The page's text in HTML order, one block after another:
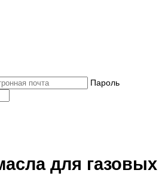
Пароль
для газовых